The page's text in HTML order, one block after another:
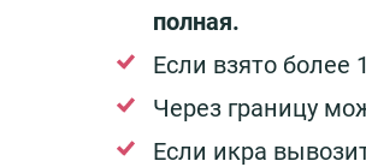
полная.
Если взято более
Через границу
Если икра